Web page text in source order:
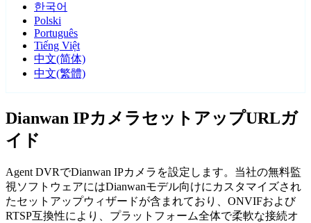
한국어
Polski
Português
Tiếng Việt
中文(简体)
中文(繁體)
Dianwan IPカメラセットアップURLガ
イド
Agent DVRでDianwan IPカメラを設定します。当社の無料監
視ソフトウェアにはDianwanモデル向けにカスタマイズされ
たセットアップウィザードが含まれており、ONVIFおよび
RTSP互換性により、プラットフォーム全体で柔軟な接続オ